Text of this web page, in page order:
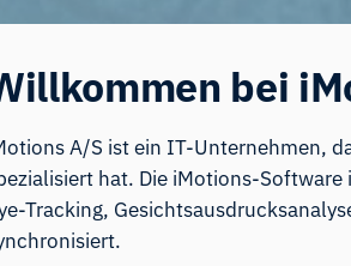
bei
A/S ist ein IT-Unternehmen,
hat. Die iMotions-Software
Tracking,